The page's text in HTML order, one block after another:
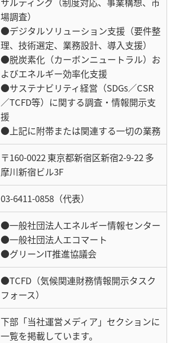
場調査）
●デジタルソリューション支援（要件整
理、技術選定、業務設計、導入支援）
●脱炭素化（カーボンニュートラル）お
よびエネルギー効率化支援
●サステナビリティ経営（SDGs／CSR
／TCFD等）に関する調査・情報開示支
援
●上記に附帯または関連する一切の業務
〒160-0022 東京都新宿区新宿2-9-22 多
摩川新宿ビル3F
03-6411-0858（代表）
●一般社団法人エネルギー情報センター
●一般社団法人エコマート
●グリーンIT推進協議会
●TCFD（気候関連財務情報開示タスク
フォース）
下部「当社運営メディア」セクションに
一覧を掲載しています。